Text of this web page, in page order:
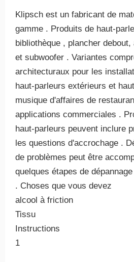
Klipsch est un fabricant de
gamme . Produits de haut-
bibliothèque , plancher
et subwoofer . Variantes
architecturaux pour les
haut-parleurs extérieurs et
musique d'affaires de
applications commerciales .
haut-parleurs peuvent inclure
les questions d'accrochage .
de problèmes peut être
quelques étapes de dépannage
. Choses que vous devez
alcool à friction
Tissu
Instructions
1